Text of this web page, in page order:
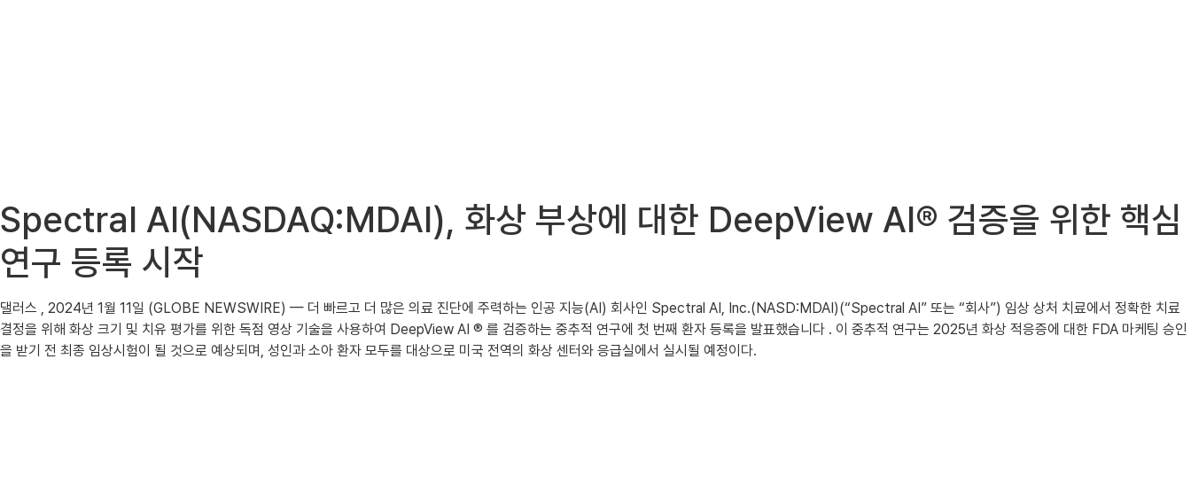
Spectral AI(NASDAQ:MDAI), 화상 부상에 대한 DeepView AI® 검증을 위한 핵심
연구 등록 시작
댈러스 , 2024년 1월 11일 (GLOBE NEWSWIRE) — 더 빠르고 더 많은 의료 진단에 주력하는 인공 지능(AI) 회사인 Spectral AI, Inc.(NASD:MDAI)(“Spectral AI” 또는 “회사”) 임상 상처 치료에서 정확한 치료
결정을 위해 화상 크기 및 치유 평가를 위한 독점 영상 기술을 사용하여 DeepView AI ® 를 검증하는 중추적 연구에 첫 번째 환자 등록을 발표했습니다 . 이 중추적 연구는 2025년 화상 적응증에 대한 FDA 마케팅 승인
을 받기 전 최종 임상시험이 될 것으로 예상되며, 성인과 소아 환자 모두를 대상으로 미국 전역의 화상 센터와 응급실에서 실시될 예정이다.